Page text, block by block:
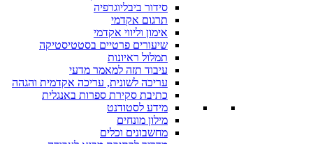
סידור ביבליוגרפיה
תרגום אקדמי
אימון וליווי אקדמי
שיעורים פרטיים בסטטיסטיקה
תמלול ראיונות
עיבוד תזה למאמר מדעי
עריכה לשונית, עריכה אקדמית והגהה
כתיבת סקירת ספרות באנגלית
מידע לסטודנט
מילון מונחים
מחשבונים וכלים